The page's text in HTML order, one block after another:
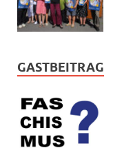
GASTBEITRAG